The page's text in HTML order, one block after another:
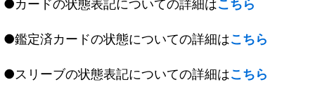
●カードの状態表記についての詳細はこちら
●鑑定済カードの状態についての詳細はこちら
●スリーブの状態表記についての詳細はこちら